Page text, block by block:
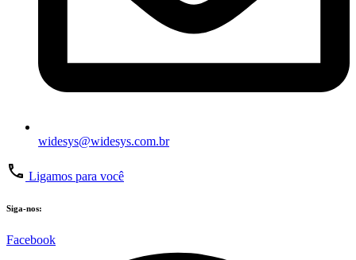
widesys@widesys.com.br
Ligamos para você
Siga-nos:
Facebook